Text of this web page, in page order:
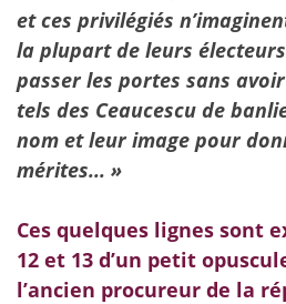
et ces privilégiés
la plupart de leurs
passer les portes sans
tels des Ceaucescu de
nom et leur image pour
mérites... »
Ces quelques lignes sont
12 et 13 d’un petit
l’ancien procureur de la